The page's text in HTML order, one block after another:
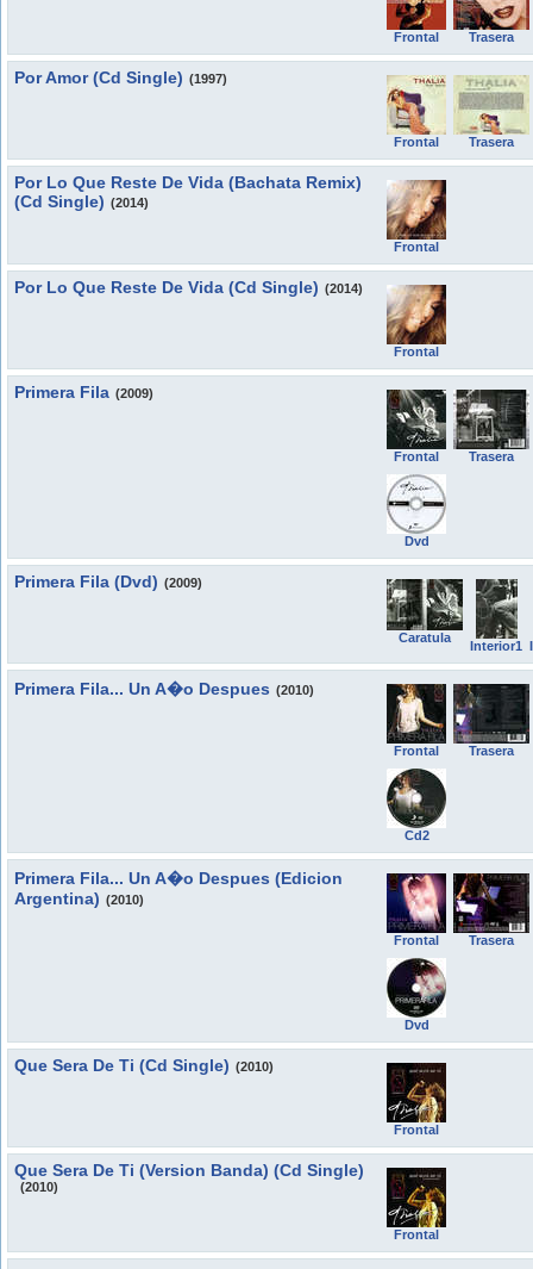
Frontal Trasera
Por Amor (Cd Single) (1997)
Frontal Trasera
Por Lo Que Reste De Vida (Bachata Remix)
(Cd Single) (2014)
Frontal
Por Lo Que Reste De Vida (Cd Single) (2014)
Frontal
Primera Fila (2009)
Frontal Trasera
Dvd
Primera Fila (Dvd) (2009)
Caratula
Interior1
Primera Fila... Un A�o Despues (2010)
Frontal Trasera
Cd2
Primera Fila... Un A�o Despues (Edicion
Argentina) (2010)
Frontal Trasera
Dvd
Que Sera De Ti (Cd Single) (2010)
Frontal
Que Sera De Ti (Version Banda) (Cd Single)
(2010)
Frontal